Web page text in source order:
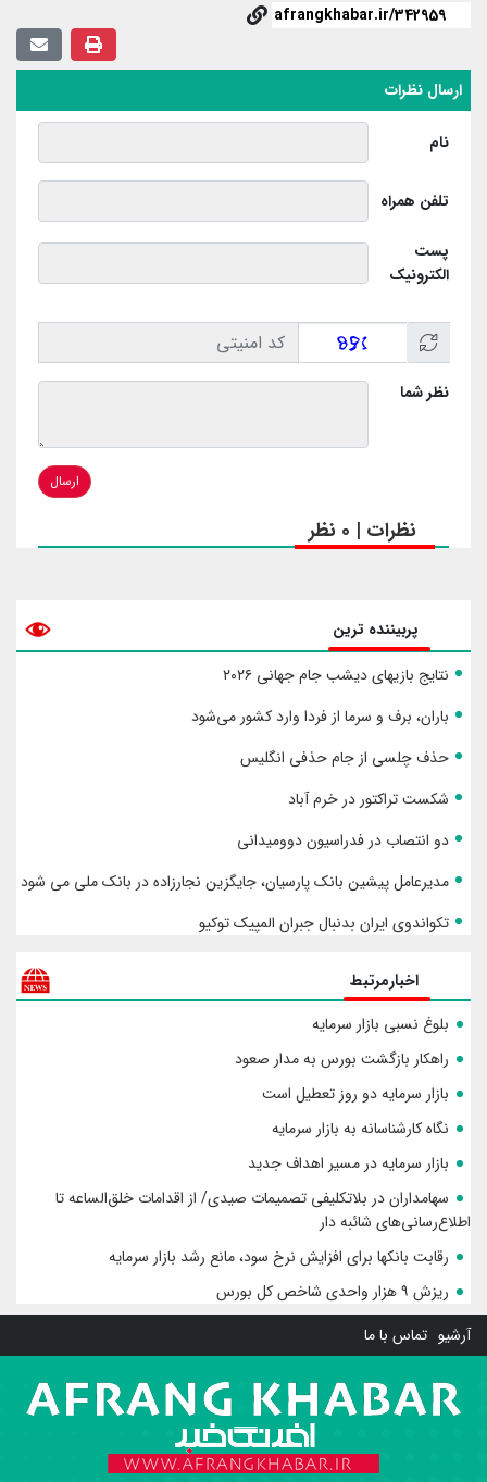
ارسال نظرات
نام
تلفن همراه
پست
الکترونیک
نظر شما
ارسال
نظرات | 0 نظر
پربیننده ترین
نتایج بازیهای دیشب جام جهانی ۲۰۲۶
باران، برف و سرما از فردا وارد کشور می‌شود
حذف چلسی از جام حذفی انگلیس
شکست تراکتور در خرم آباد
دو انتصاب در فدراسیون دوومیدانی
مدیرعامل پیشین بانک پارسیان، جایگزین نجارزاده در بانک ملی می شود
تکواندوی ایران بدنبال جبران المپیک توکیو
اخبارمرتبط
بلوغ نسبی بازار سرمایه
راهکار بازگشت بورس به مدار صعود
بازار سرمایه دو روز تعطیل است
نگاه کارشناسانه به بازار سرمایه
بازار سرمایه در مسیر اهداف جدید
سهامداران در بلاتکلیفی تصمیمات صیدی/ از اقدامات خلق‌الساعه تا
اطلاع‌رسانی‌های شائبه دار
رقابت بانکها برای افزایش نرخ سود، مانع رشد بازار سرمایه
ریزش ۹ هزار واحدی شاخص کل بورس
آرشیو تماس با ما